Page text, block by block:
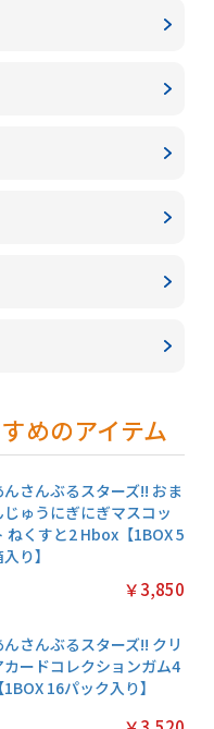
めのアイテム
んさんぶるスターズ!! おま
じゅうにぎにぎマスコッ
ねくすと2 Hbox【1BOX 5
り】
￥3,850
んさんぶるスターズ!! クリ
カードコレクションガム4
【1BOX 16パック入り】